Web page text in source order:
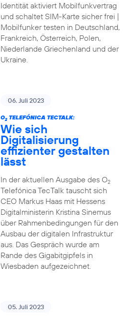
Identität aktiviert Mobilfunkvertrag
und schaltet SIM-Karte sicher frei |
Mobilfunker testen in Deutschland,
Frankreich, Österreich, Polen,
Niederlande Griechenland und der
Ukraine.
06. Juli 2023
O2TELEFÓNICA TECTALK:
Wie sich
Digitalisierung
effizienter gestalten
lässt
In der aktuellen Ausgabe des O2
Telefónica TecTalk tauscht sich
CEO Markus Haas mit Hessens
Digitalministerin Kristina Sinemus
über Rahmenbedingungen für den
Ausbau der digitalen Infrastruktur
aus. Das Gespräch wurde am
Rande des Gigabitgipfels in
Wiesbaden aufgezeichnet.
05. Juli 2023